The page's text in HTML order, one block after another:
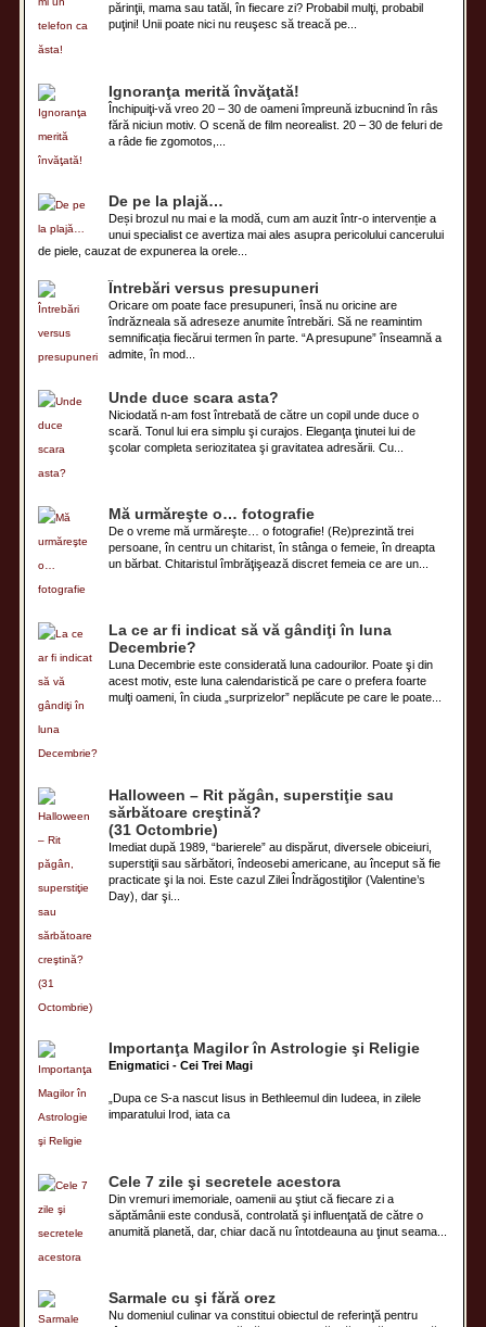
părinţii, mama sau tatăl, în fiecare zi? Probabil mulţi, probabil
puţini! Unii poate nici nu reuşesc să treacă pe...
Ignoranţa merită învăţată!
Închipuiţi-vă vreo 20 – 30 de oameni împreună izbucnind în râs
fără niciun motiv. O scenă de film neorealist. 20 – 30 de feluri de
a râde fie zgomotos,...
De pe la plajă…
Deși brozul nu mai e la modă, cum am auzit într-o intervenție a
unui specialist ce avertiza mai ales asupra pericolului cancerului
de piele, cauzat de expunerea la orele...
Întrebări versus presupuneri
Oricare om poate face presupuneri, însă nu oricine are
îndrăzneala să adreseze anumite întrebări. Să ne reamintim
semnificația fiecărui termen în parte. “A presupune” înseamnă a
admite, în mod...
Unde duce scara asta?
Niciodată n-am fost întrebată de către un copil unde duce o
scară. Tonul lui era simplu şi curajos. Eleganţa ţinutei lui de
şcolar completa seriozitatea şi gravitatea adresării. Cu...
Mă urmăreşte o… fotografie
De o vreme mă urmăreşte… o fotografie! (Re)prezintă trei
persoane, în centru un chitarist, în stânga o femeie, în dreapta
un bărbat. Chitaristul îmbrăţişează discret femeia ce are un...
La ce ar fi indicat să vă gândiţi în luna
Decembrie?
Luna Decembrie este considerată luna cadourilor. Poate şi din
acest motiv, este luna calendaristică pe care o prefera foarte
mulţi oameni, în ciuda „surprizelor” neplăcute pe care le poate...
Halloween – Rit păgân, superstiţie sau
sărbătoare creştină?
(31 Octombrie)
Imediat după 1989, “barierele” au dispărut, diversele obiceiuri,
superstiţii sau sărbători, îndeosebi americane, au început să fie
practicate şi la noi. Este cazul Zilei Îndrăgostiţilor (Valentine’s
Day), dar şi...
Importanţa Magilor în Astrologie şi Religie
Enigmatici - Cei Trei Magi
„Dupa ce S-a nascut Iisus in Bethleemul din Iudeea, in zilele
imparatului Irod, iata ca
Cele 7 zile şi secretele acestora
Din vremuri imemoriale, oamenii au ştiut că fiecare zi a
săptămânii este condusă, controlată şi influenţată de către o
anumită planetă, dar, chiar dacă nu întotdeauna au ţinut seama...
Sarmale cu şi fără orez
Nu domeniul culinar va constitui obiectul de referinţă pentru